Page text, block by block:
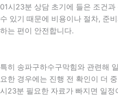
01시23분 상담 초기에 들은 조건
수 있기 때문에 비용이나 절차, 준
하는 편이 안전합니다.
특히 송파구하수구막힘와 관련해
요한 경우에는 진행 전 확인이 더
시23분 필요한 자료가 빠지면 일